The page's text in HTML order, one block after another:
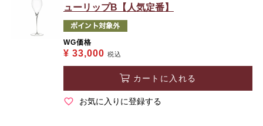
ューリップB【人気定番】
WG価格
¥ 33,000 税込
カートに入れる
お気に入りに登録する